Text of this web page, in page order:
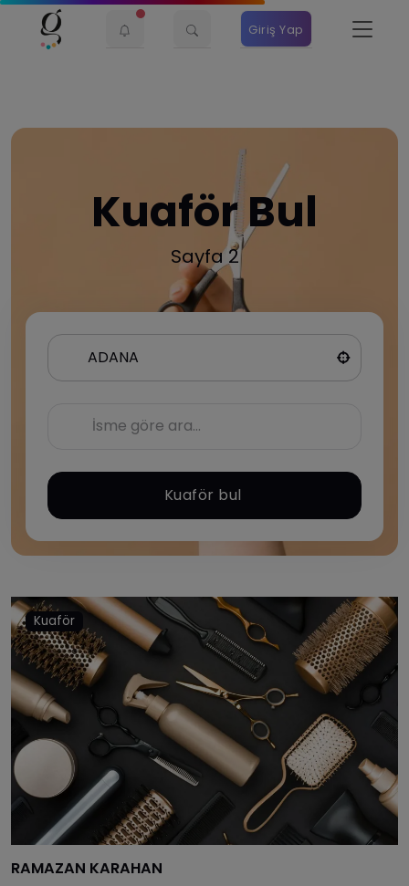
Giriş Yap
Kuaför Bul
Sayfa 2
ADANA
ADIYAMAN
ANKARA
ANTALYA
ARTVIN
AYDIN
BALIKESIR
BILECIK
BINGÖL
Kuaför bul
Kuaför
RAMAZAN KARAHAN